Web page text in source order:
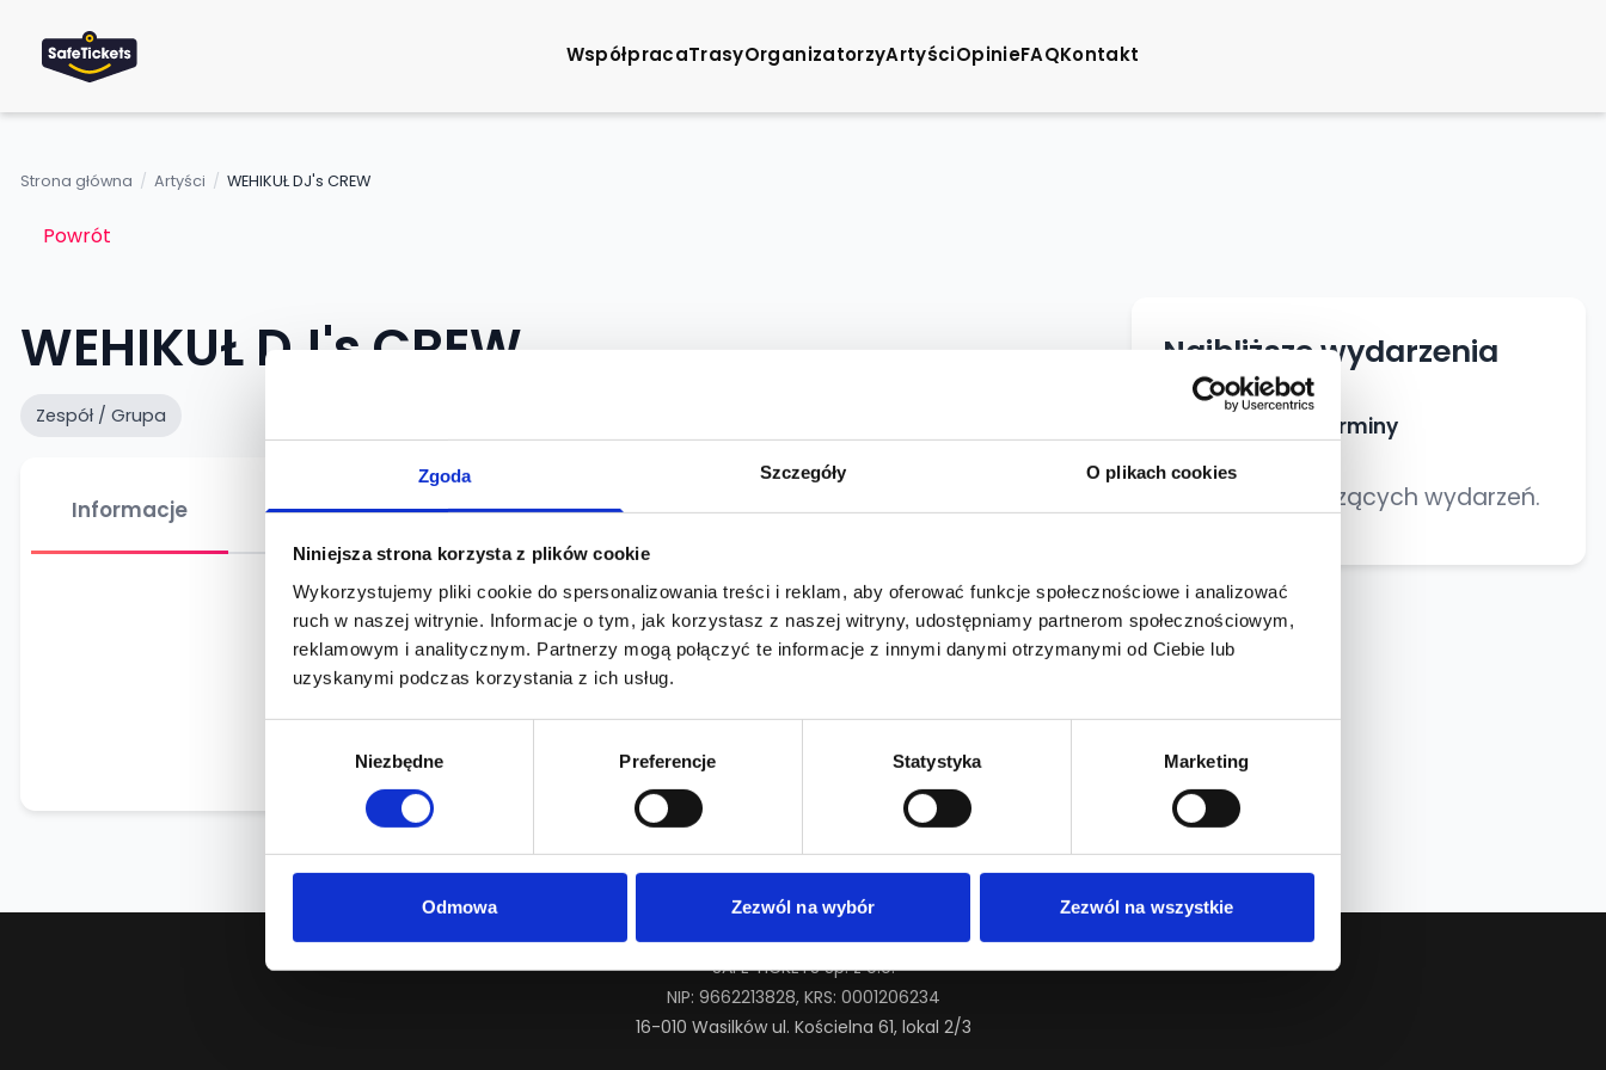
Zgoda Szczegóły O plikach cookies
Niniejsza strona korzysta z plików cookie
Wykorzystujemy pliki cookie do spersonalizowania treści i reklam, aby oferować funkcje społecznościowe i analizować
ruch w naszej witrynie. Informacje o tym, jak korzystasz z naszej witryny, udostępniamy partnerom społecznościowym,
reklamowym i analitycznym. Partnerzy mogą połączyć te informacje z innymi danymi otrzymanymi od Ciebie lub
uzyskanymi podczas korzystania z ich usług.
Niezbędne Preferencje Statystyka Marketing
Odmowa Zezwól na wybór Zezwól na wszystkie
WspółpracaTrasyOrganizatorzyArtyściOpinieFAQKontakt
Strona główna / Artyści / WEHIKUŁ DJ's CREW
Powrót
WEHIKUŁ DJ's CREW
Zespół / Grupa
Informacje
Brak szczegółowych informacji o artyście.
Najbliższe wydarzenia
Nadchodzące terminy
Brak nadchodzących wydarzeń.
SAFE TICKETS Sp. z o.o.
NIP: 9662213828, KRS: 0001206234
16-010 Wasilków ul. Kościelna 61, lokal 2/3